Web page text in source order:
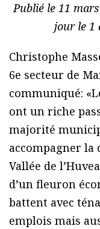
Publié le 11
jour le 1
Christophe
6e secteur de
communiqué:
ont un riche
majorité
accompagner
Vallée de
d’un fleuron
battent avec
emplois mais